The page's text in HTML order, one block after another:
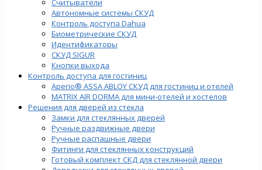
Автономные системы СКУД
Контроль доступа Dahua
Биометрические СКУД
Идентификаторы
СКУД SIGUR
Кнопки выхода
Контроль доступа для гостиниц
Aperio® ASSA ABLOY СКУД для гостиниц и отелей
MATRIX AIR DORMA для мини-отелей и хостелов
Решения для дверей из стекла
Замки для стеклянных дверей
Ручные раздвижные двери
Ручные распашные двери
Фитинги для стеклянных конструкций
Готовый комплект СКД для стеклянной двери